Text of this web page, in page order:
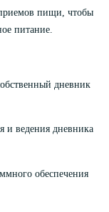
пищи, чтобы
питание.
дневник
и ведения дневника
обеспечения